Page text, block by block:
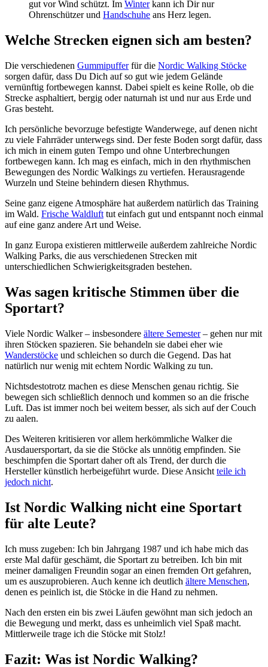
gut vor Wind schützt. Im Winterkann ich Dir nur
Ohrenschützer und Handschuhe ans Herz legen.
Welche Strecken eignen sich am besten?
Die verschiedenen Gummipufferfür die Nordic Walking Stöcke
sorgen dafür, dass Du Dich auf so gut wie jedem Gelände
vernünftig fortbewegen kannst. Dabei spielt es keine Rolle, ob die
Strecke asphaltiert, bergig oder naturnah ist und nur aus Erde und
Gras besteht.
Ich persönliche bevorzuge befestigte Wanderwege, auf denen nicht
zu viele Fahrräder unterwegs sind. Der feste Boden sorgt dafür, dass
ich mich in einem guten Tempo und ohne Unterbrechungen
fortbewegen kann. Ich mag es einfach, mich in den rhythmischen
Bewegungen des Nordic Walkings zu vertiefen. Herausragende
Wurzeln und Steine behindern diesen Rhythmus.
Seine ganz eigene Atmosphäre hat außerdem natürlich das Training
im Wald. Frische Waldluft tut einfach gut und entspannt noch einmal
auf eine ganz andere Art und Weise.
In ganz Europa existieren mittlerweile außerdem zahlreiche Nordic
Walking Parks, die aus verschiedenen Strecken mit
unterschiedlichen Schwierigkeitsgraden bestehen.
Was sagen kritische Stimmen über die
Sportart?
Viele Nordic Walker – insbesondere ältere Semester– gehen nur mit
ihren Stöcken spazieren. Sie behandeln sie dabei eher wie
Wanderstöcke und schleichen so durch die Gegend. Das hat
natürlich nur wenig mit echtem Nordic Walking zu tun.
Nichtsdestotrotz machen es diese Menschen genau richtig. Sie
bewegen sich schließlich dennoch und kommen so an die frische
Luft. Das ist immer noch bei weitem besser, als sich auf der Couch
zu aalen.
Des Weiteren kritisieren vor allem herkömmliche Walker die
Ausdauersportart, da sie die Stöcke als unnötig empfinden. Sie
beschimpfen die Sportart daher oft als Trend, der durch die
Hersteller künstlich herbeigeführt wurde. Diese Ansicht teile ich
jedoch nicht.
Ist Nordic Walking nicht eine Sportart
für alte Leute?
Ich muss zugeben: Ich bin Jahrgang 1987 und ich habe mich das
erste Mal dafür geschämt, die Sportart zu betreiben. Ich bin mit
meiner damaligen Freundin sogar an einen fremden Ort gefahren,
um es auszuprobieren. Auch kenne ich deutlich ältere Menschen,
denen es peinlich ist, die Stöcke in die Hand zu nehmen.
Nach den ersten ein bis zwei Läufen gewöhnt man sich jedoch an
die Bewegung und merkt, dass es unheimlich viel Spaß macht.
Mittlerweile trage ich die Stöcke mit Stolz!
Fazit: Was ist Nordic Walking?